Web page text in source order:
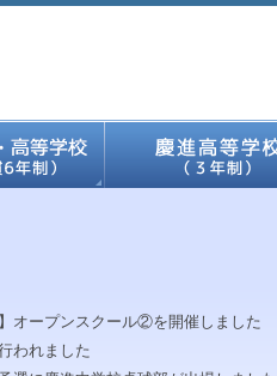
】オープンスクール②を開催しました
われました